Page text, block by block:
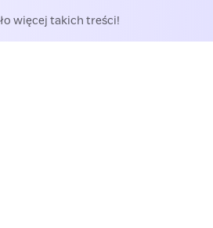
więcej takich treści!